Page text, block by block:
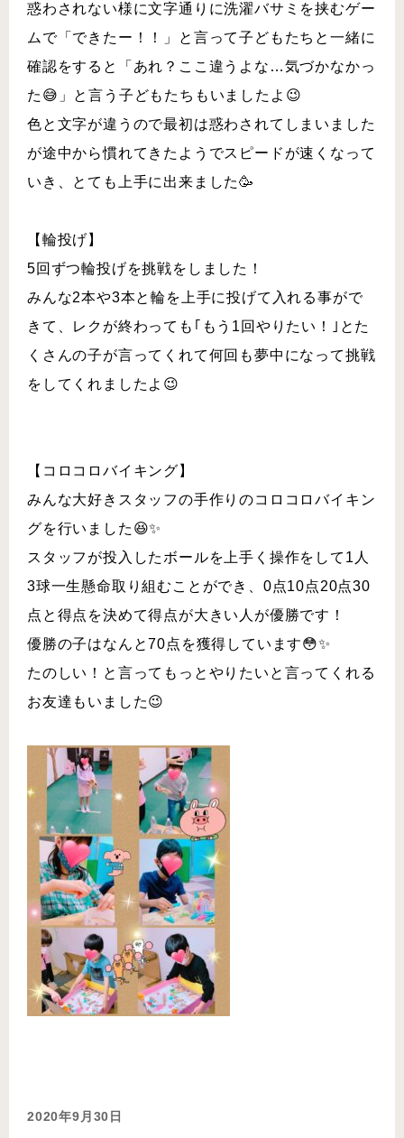
惑わされない様に文字通りに洗濯バサミを挟むゲー
ムで「できたー！！」と言って子どもたちと一緒に
確認をすると「あれ？ここ違うよな…気づかなかっ
た😅」と言う子どもたちもいましたよ😉
色と文字が違うので最初は惑わされてしまいました
が途中から慣れてきたようでスピードが速くなって
いき、とても上手に出来ました🥳
【輪投げ】
5回ずつ輪投げを挑戦をしました！
みんな2本や3本と輪を上手に投げて入れる事がで
きて、レクが終わっても｢もう1回やりたい！｣とた
くさんの子が言ってくれて何回も夢中になって挑戦
をしてくれましたよ😉
【コロコロバイキング】
みんな大好きスタッフの手作りのコロコロバイキン
グを行いました😆✨
スタッフが投入したボールを上手く操作をして1人
3球一生懸命取り組むことができ、0点10点20点30
点と得点を決めて得点が大きい人が優勝です！
優勝の子はなんと70点を獲得しています😳✨
たのしい！と言ってもっとやりたいと言ってくれる
お友達もいました😉
2020年9月30日